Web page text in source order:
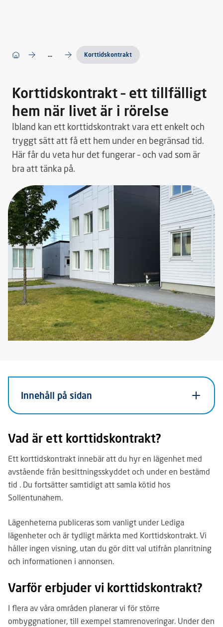
... Korttidskontrakt
Korttidskontrakt – ett tillfälligt
hem när livet är i rörelse
Ibland kan ett korttidskontrakt vara ett enkelt och
tryggt sätt att få ett hem under en begränsad tid.
Här får du veta hur det fungerar – och vad som är
bra att tänka på.
Innehåll på sidan
Vad är ett korttidskontrakt?
Ett korttidskontrakt innebär att du hyr en lägenhet med
avstående från besittningsskyddet och under en bestämd
tid . Du fortsätter samtidigt att samla kötid hos
Sollentunahem.
Lägenheterna publiceras som vanligt under Lediga
lägenheter och är tydligt märkta med Korttidskontrakt. Vi
håller ingen visning, utan du gör ditt val utifrån planritning
och informationen i annonsen.
Varför erbjuder vi korttidskontrakt?
I flera av våra områden planerar vi för större
ombyggnationer, till exempel stamrenoveringar. Under den